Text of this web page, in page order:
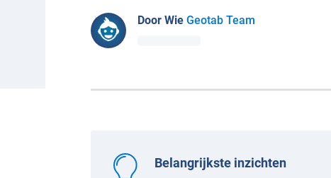
Door Wie Geotab Team
Belangrijkste inzichten